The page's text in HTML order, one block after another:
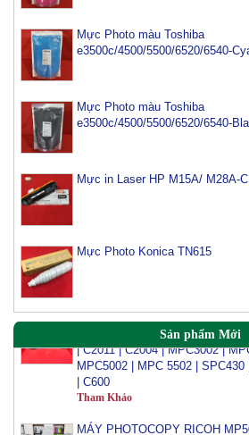
Mực Photo màu Toshiba
e3500c/4500/5500/6520/6540-
Mực Photo màu Toshiba
e3500c/4500/5500/6520/6540-
Mực in Laser HP M15A/ M28A-
Mực Photo Konica TN615
Sản phẩm Mới
3554SP
Tham Khảo
C2503 | C3503 | C4503 | C5503 |
| C2011 | C2004 | MPC3002 |
MPC5002 | MPC 5502 | SPC430
| C600
Tham Khảo
Tham Khảo